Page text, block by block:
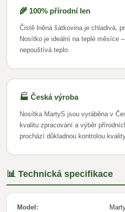
🌾 100% přírodní len
Čistě lněná šátkovina je chladivá,
Nosítko je ideální na teplé měsíce
nepouštívá teplo.
🏭 Česká výroba
Nosítka MartyS jsou vyráběna v
kvalitu zpracování a výběr
prochází důkladnou kontrolou
📊 Technická specifikace
Model: